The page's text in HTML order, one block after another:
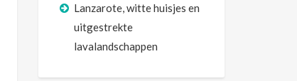
Lanzarote, witte huisjes en
uitgestrekte
lavalandschappen